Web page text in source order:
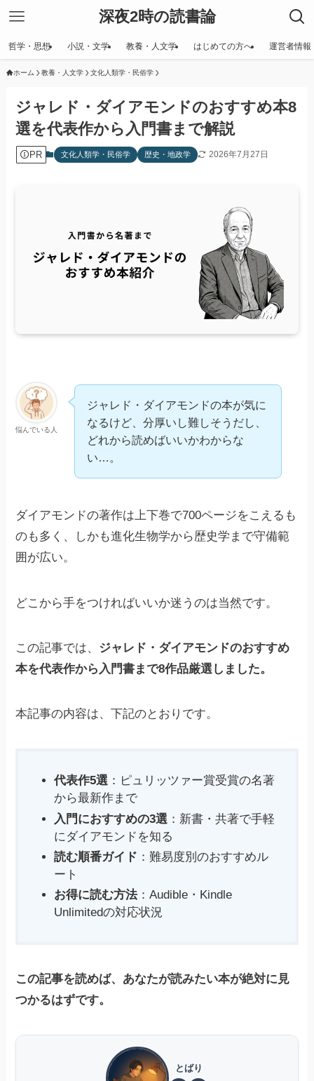
深夜2時の読書論
哲学・思想 小説・文学 教養・人文学 はじめての方へ 運営者情報
ホーム 教養・人文学 文化人類学・民俗学
ジャレド・ダイアモンドのおすすめ本8
選を代表作から入門書まで解説
PR 文化人類学・民俗学 歴史・地政学 2026年7月27日
悩んでいる人
ジャレド・ダイアモンドの本が気に
なるけど、分厚いし難しそうだし、
どれから読めばいいかわからな
い…。
ダイアモンドの著作は上下巻で700ページをこえるも
のも多く、しかも進化生物学から歴史学まで守備範
囲が広い。
どこから手をつければいいか迷うのは当然です。
この記事では、 ジャレド・ダイアモンドのおすすめ
本を代表作から入門書まで8作品厳選しました。
本記事の内容は、下記のとおりです。
代表作5選 ：ピュリッツァー賞受賞の名著
から最新作まで
入門におすすめの3選 ：新書・共著で手軽
にダイアモンドを知る
読む順番ガイド ：難易度別のおすすめル
ート
お得に読む方法 ：Audible・Kindle
Unlimitedの対応状況
この記事を読めば、あなたが読みたい本が絶対に見
つかるはずです。
とばり